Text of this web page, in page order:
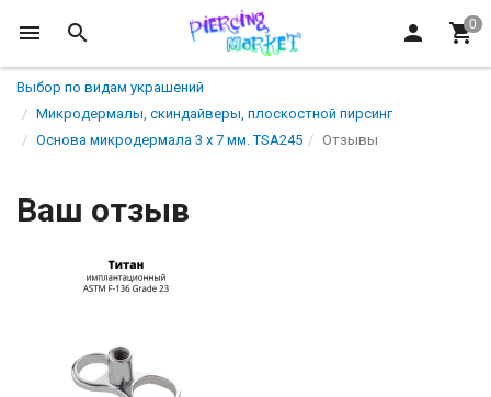
Выбор по видам украшений
Микродермалы, скиндайверы, плоскостной пирсинг
Основа микродермала 3 х 7 мм. TSA245
Отзывы
Ваш отзыв